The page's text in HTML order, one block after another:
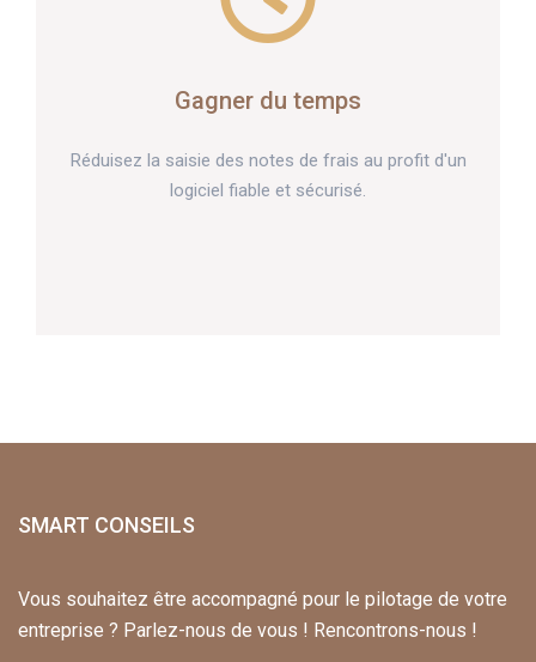
Gagner du temps
Réduisez la saisie des notes de frais au profit d'un
logiciel fiable et sécurisé.
SMART CONSEILS
Vous souhaitez être accompagné pour le pilotage de votre
entreprise ? Parlez-nous de vous ! Rencontrons-nous !